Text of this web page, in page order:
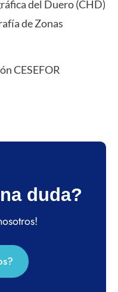
del Duero (CHD)
de Zonas
CESEFOR
duda?